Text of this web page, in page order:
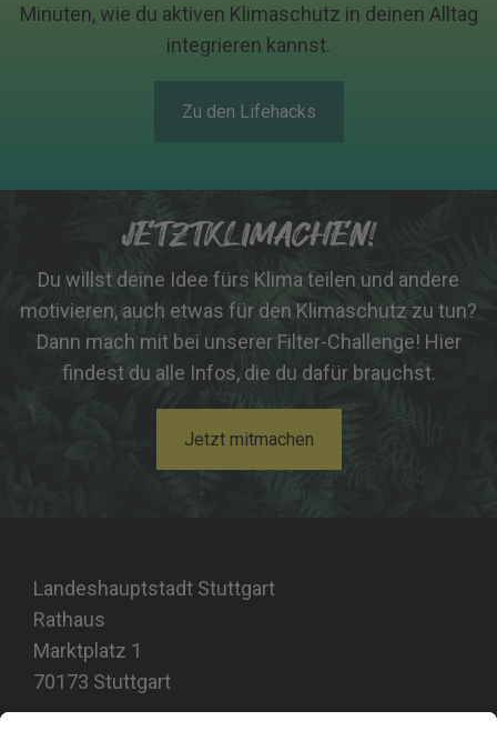
Minuten, wie du aktiven Klimaschutz in deinen Alltag
integrieren kannst.
Zu den Lifehacks
JETZTKLIMACHEN!
Du willst deine Idee fürs Klima teilen und andere
motivieren, auch etwas für den Klimaschutz zu tun?
Dann mach mit bei unserer Filter-Challenge! Hier
findest du alle Infos, die du dafür brauchst.
Jetzt mitmachen
Landeshauptstadt Stuttgart
Rathaus
Marktplatz 1
70173 Stuttgart